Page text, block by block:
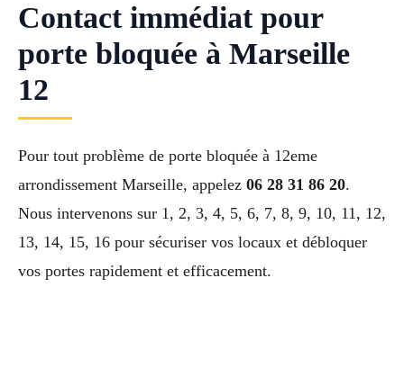
Contact immédiat pour
porte bloquée à Marseille
12
Pour tout problème de porte bloquée à 12eme
arrondissement Marseille, appelez 06 28 31 86 20.
Nous intervenons sur 1, 2, 3, 4, 5, 6, 7, 8, 9, 10, 11, 12,
13, 14, 15, 16 pour sécuriser vos locaux et débloquer
vos portes rapidement et efficacement.